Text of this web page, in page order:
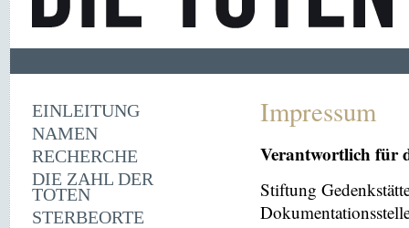
EINLEITUNG
NAMEN
RECHERCHE
DIE ZAHL DER
TOTEN
STERBEORTE
Impressum
Verantwortlich für
Stiftung